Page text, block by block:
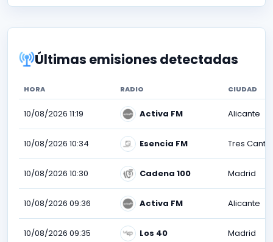
Últimas emisiones detectadas
HORA RADIO CIUDAD
10/08/2026 11:19 Activa FM Alicante
10/08/2026 10:34 Esencia FM Tres
10/08/2026 10:30 Cadena 100 Madrid
10/08/2026 09:36 Activa FM Alicante
10/08/2026 09:35 Los 40 Madrid